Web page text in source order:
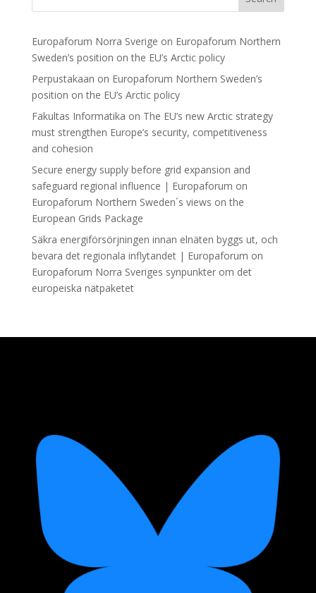
Europaforum Norra Sverige on Europaforum Northern
Sweden’s position on the EU’s Arctic policy
Perpustakaan on Europaforum Northern Sweden’s
position on the EU’s Arctic policy
Fakultas Informatika on The EU’s new Arctic strategy
must strengthen Europe’s security, competitiveness
and cohesion
Secure energy supply before grid expansion and
safeguard regional influence | Europaforum on
Europaforum Northern Sweden´s views on the
European Grids Package
Säkra energiförsörjningen innan elnäten byggs ut, och
bevara det regionala inflytandet | Europaforum on
Europaforum Norra Sveriges synpunkter om det
europeiska nätpaketet